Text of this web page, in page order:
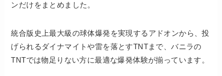
ンだけをまとめました。
統合版史上最大級の球体爆発を実現するアドオンから、投
げられるダイナマイトや雷を落とすTNTまで、バニラの
TNTでは物足りない方に最適な爆発体験が揃っています。